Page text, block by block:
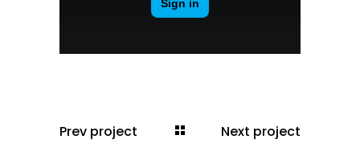
Prev project Next project